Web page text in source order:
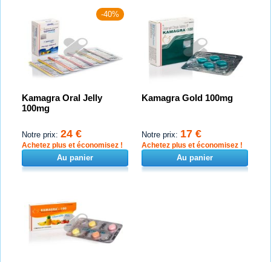
-40%
Kamagra Oral Jelly
100mg
Notre prix: 24 €
Achetez plus et économisez !
Au panier
Kamagra Gold 100mg
Notre prix: 17 €
Achetez plus et économisez !
Au panier